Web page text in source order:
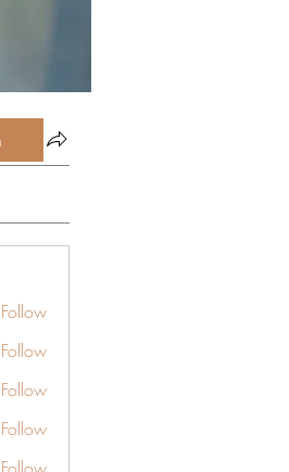
Follow
Follow
Follow
Follow